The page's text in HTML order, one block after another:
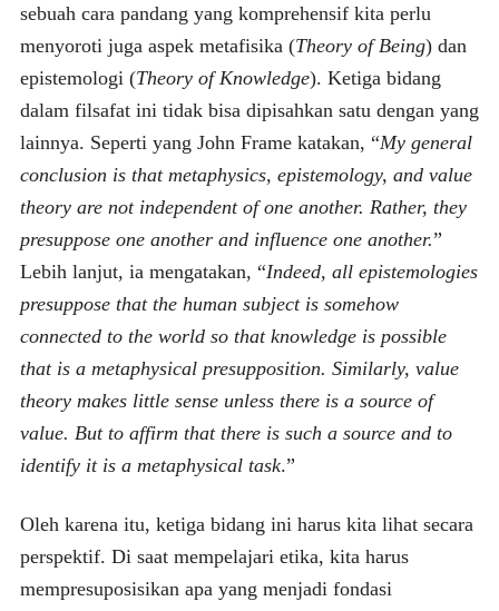
sebuah cara pandang yang komprehensif kita perlu
menyoroti juga aspek metafisika (Theory of Being) dan
epistemologi (Theory of Knowledge). Ketiga bidang
dalam filsafat ini tidak bisa dipisahkan satu dengan yang
lainnya. Seperti yang John Frame katakan, “My general
conclusion is that metaphysics, epistemology, and value
theory are not independent of one another. Rather, they
presuppose one another and influence one another.”
Lebih lanjut, ia mengatakan, “Indeed, all epistemologies
presuppose that the human subject is somehow
connected to the world so that knowledge is possible
that is a metaphysical presupposition. Similarly, value
theory makes little sense unless there is a source of
value. But to affirm that there is such a source and to
identify it is a metaphysical task.”
Oleh karena itu, ketiga bidang ini harus kita lihat secara
perspektif. Di saat mempelajari etika, kita harus
mempresuposisikan apa yang menjadi fondasi